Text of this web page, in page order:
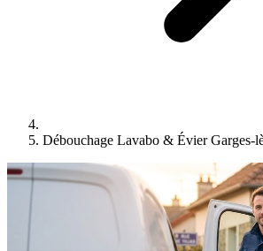
Débouchage Lavabo & Évier Garges-